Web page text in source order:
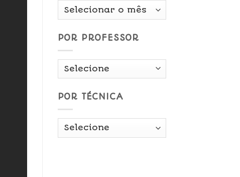
Por
POR PROFESSOR
POR TÉCNICA